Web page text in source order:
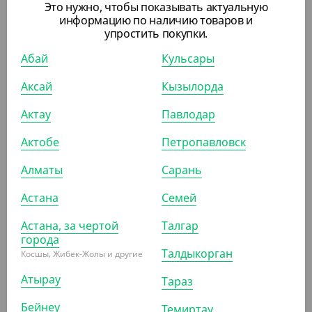
КОР (50)
(72.50₸
Упак. для хот-догов, картофеля фри ECO HD BOX,
УП (50) КОР (400)
АРТ. 32031
Это нужно, чтобы показывать актуальную
информацию по наличию товаров и
упростить покупки.
Абай
Аксай
Актау
Актобе
Алматы
Астана
Астана, за чертой
города
Косшы, Жибек-Жолы и другие
Атырау
Бейнеу
Кульсары
Кызылорда
Павлодар
Петропавловск
Сарань
Семей
Талгар
Талдыкорган
Тараз